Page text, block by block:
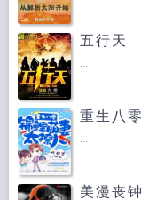
五行天
重生八零
美漫丧钟